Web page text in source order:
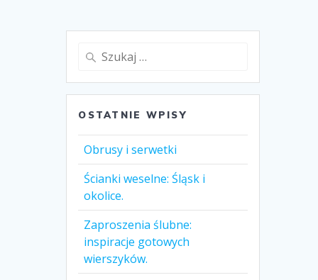
Szukaj:
OSTATNIE WPISY
Obrusy i serwetki
Ścianki weselne: Śląsk i
okolice.
Zaproszenia ślubne:
inspiracje gotowych
wierszyków.